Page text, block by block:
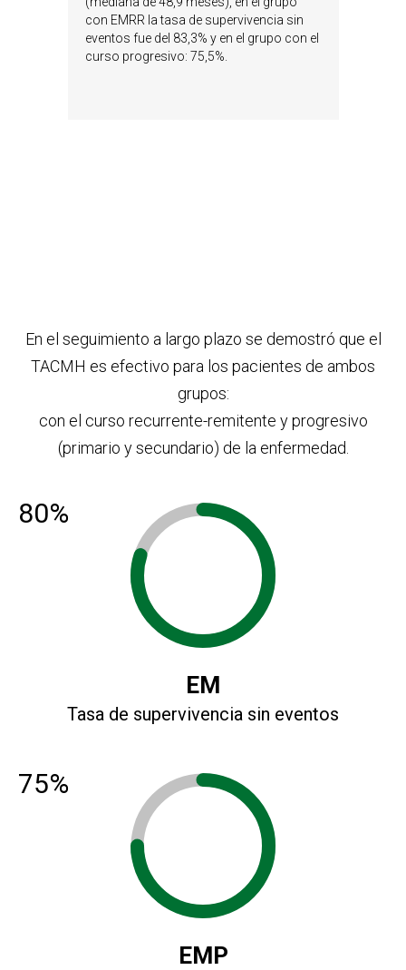
con EMRR la tasa de supervivencia sin
eventos fue del 83,3% y en el grupo con el
curso progresivo: 75,5%.
En el seguimiento a largo plazo se demostró que el
TACMH es efectivo para los pacientes de ambos
grupos:
con el curso recurrente-remitente y progresivo
(primario y secundario) de la enfermedad.
80%
EM
Tasa de supervivencia sin eventos
75%
EMP